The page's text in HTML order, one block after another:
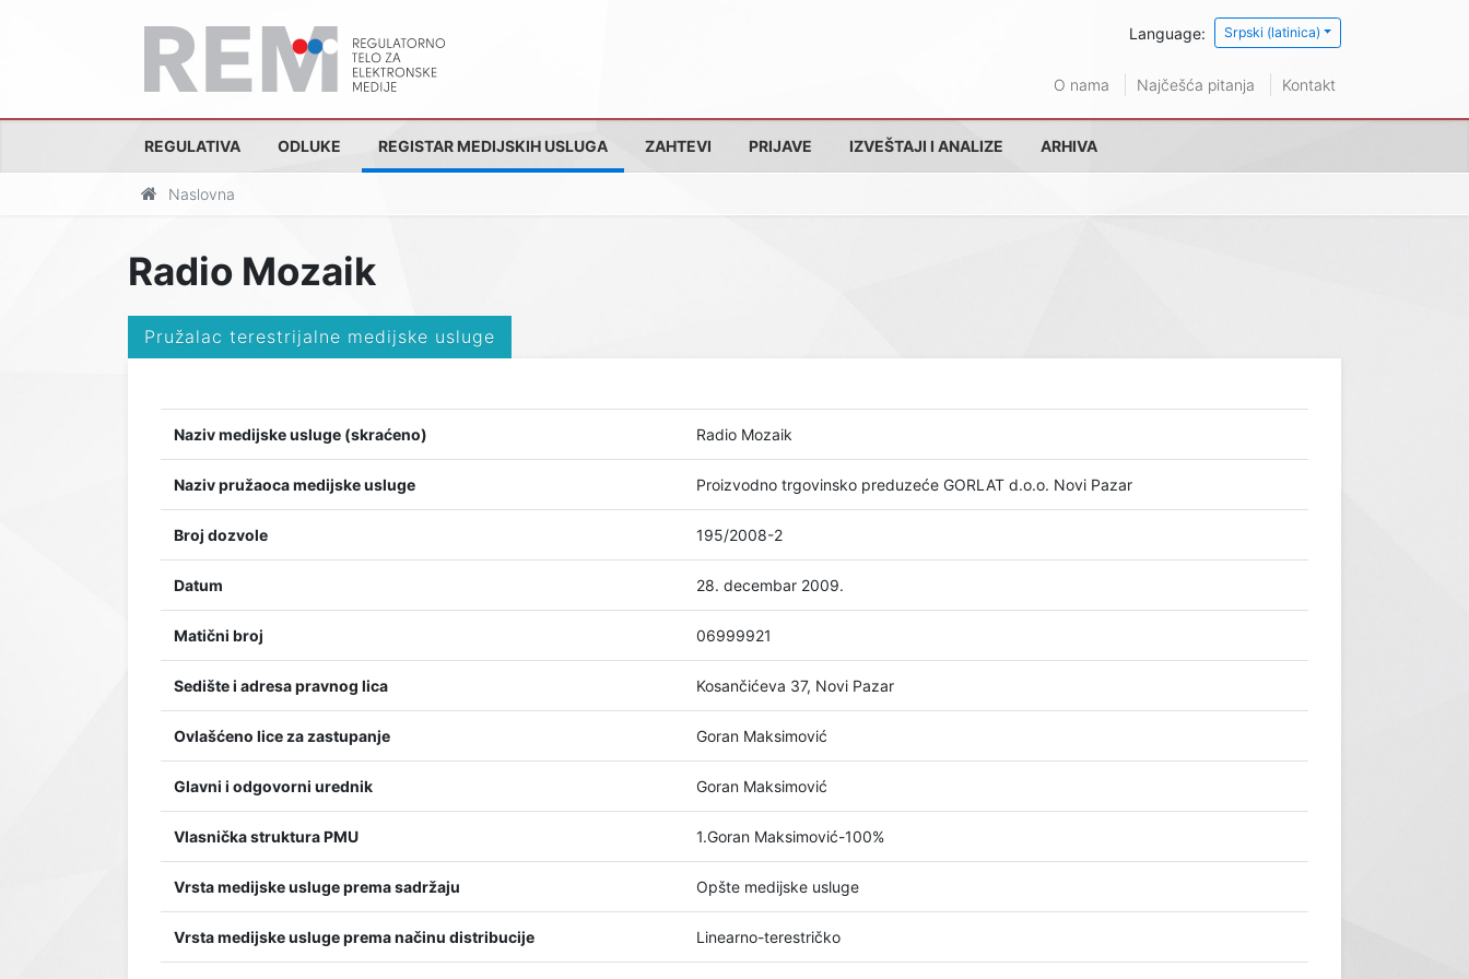
Language: Srpski (latinica)
O nama Najčešća pitanja Kontakt
REGULATIVA ODLUKE REGISTAR MEDIJSKIH USLUGA ZAHTEVI PRIJAVE IZVEŠTAJI I ANALIZE ARHIVA
Naslovna
Radio Mozaik
Pružalac terestrijalne medijske usluge
Naziv medijske usluge (skraćeno) Radio Mozaik
Naziv pružaoca medijske usluge Proizvodno trgovinsko preduzeće GORLAT d.o.o. Novi Pazar
Broj dozvole 195/2008-2
Datum 28. decembar 2009.
Matični broj 06999921
Sedište i adresa pravnog lica Kosančićeva 37, Novi Pazar
Ovlašćeno lice za zastupanje Goran Maksimović
Glavni i odgovorni urednik Goran Maksimović
Vlasnička struktura PMU 1.Goran Maksimović-100%
Vrsta medijske usluge prema sadržaju Opšte medijske usluge
Vrsta medijske usluge prema načinu distribucije Linearno-terestričko